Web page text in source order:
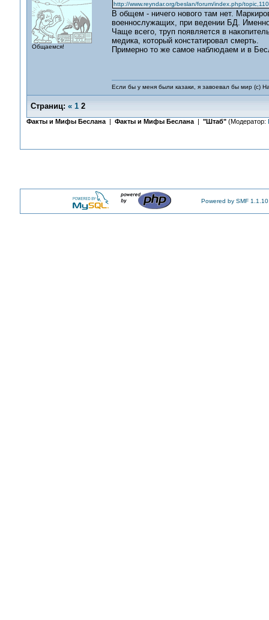
Общаемся!
http://www.reyndar.org/beslan/forum/index.php/
В общем - ничего нового там нет.
военнослужащих, при ведении БД.
Чаще всего, труп появляется в
медика, который констатировал смерть.
Примерно то же самое наблюдаем и в
Если бы у меня были казаки, я завоевал бы мир (с)
Страниц: « 1 2
Факты и Мифы Беслана| Факты и Мифы Беслана| "Штаб"(Модератор:
Powered by SMF 1.1.10